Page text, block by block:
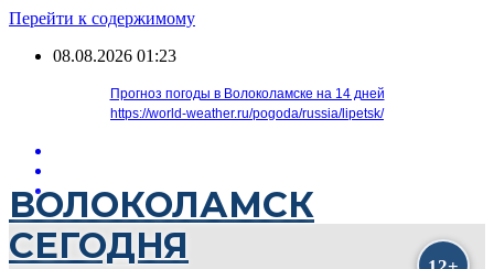
Перейти к содержимому
08.08.2026 01:23
Прогноз погоды в Волоколамске на 14 дней
https://world-weather.ru/pogoda/russia/lipetsk/
ВОЛОКОЛАМСК
СЕГОДНЯ